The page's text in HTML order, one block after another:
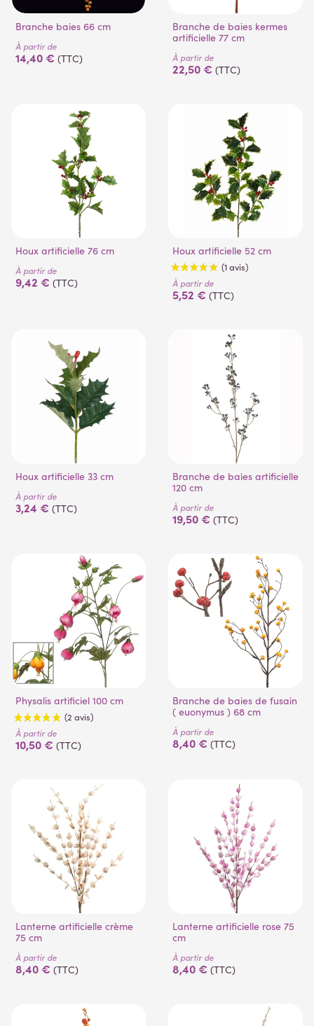
Branche baies 66 cm
À partir de
14,40 € (TTC)
Branche de baies kermes
artificielle 77 cm
À partir de
22,50 € (TTC)
Houx artificielle 76 cm
À partir de
9,42 € (TTC)
Houx artificielle 52 cm
(1 avis)
À partir de
5,52 € (TTC)
Houx artificielle 33 cm
À partir de
3,24 € (TTC)
Branche de baies artificielle
120 cm
À partir de
19,50 € (TTC)
Physalis artificiel 100 cm
(2 avis)
À partir de
10,50 € (TTC)
Branche de baies de fusain
( euonymus ) 68 cm
À partir de
8,40 € (TTC)
Lanterne artificielle crème
75 cm
À partir de
8,40 € (TTC)
Lanterne artificielle rose 75
cm
À partir de
8,40 € (TTC)